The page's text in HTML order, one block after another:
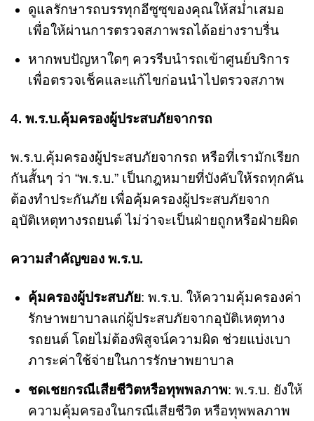
ดูแลรักษารถบรรทุกอีซูซุของคุณให้สม่ำเสมอ
เพื่อให้ผ่านการตรวจสภาพรถได้อย่างราบรื่น
หากพบปัญหาใดๆ ควรรีบนำรถเข้าศูนย์บริการ
เพื่อตรวจเช็คและแก้ไขก่อนนำไปตรวจสภาพ
4. พ.ร.บ.คุ้มครองผู้ประสบภัยจากรถ
พ.ร.บ.คุ้มครองผู้ประสบภัยจากรถ หรือที่เรามักเรียก
กันสั้นๆ ว่า “พ.ร.บ.” เป็นกฎหมายที่บังคับให้รถทุกคัน
ต้องทำประกันภัย เพื่อคุ้มครองผู้ประสบภัยจาก
อุบัติเหตุทางรถยนต์ ไม่ว่าจะเป็นฝ่ายถูกหรือฝ่ายผิด
ความสำคัญของ พ.ร.บ.
คุ้มครองผู้ประสบภัย: พ.ร.บ. ให้ความคุ้มครองค่า
รักษาพยาบาลแก่ผู้ประสบภัยจากอุบัติเหตุทาง
รถยนต์ โดยไม่ต้องพิสูจน์ความผิด ช่วยแบ่งเบา
ภาระค่าใช้จ่ายในการรักษาพยาบาล
ชดเชยกรณีเสียชีวิตหรือทุพพลภาพ: พ.ร.บ. ยังให้
ความคุ้มครองในกรณีเสียชีวิต หรือทุพพลภาพ